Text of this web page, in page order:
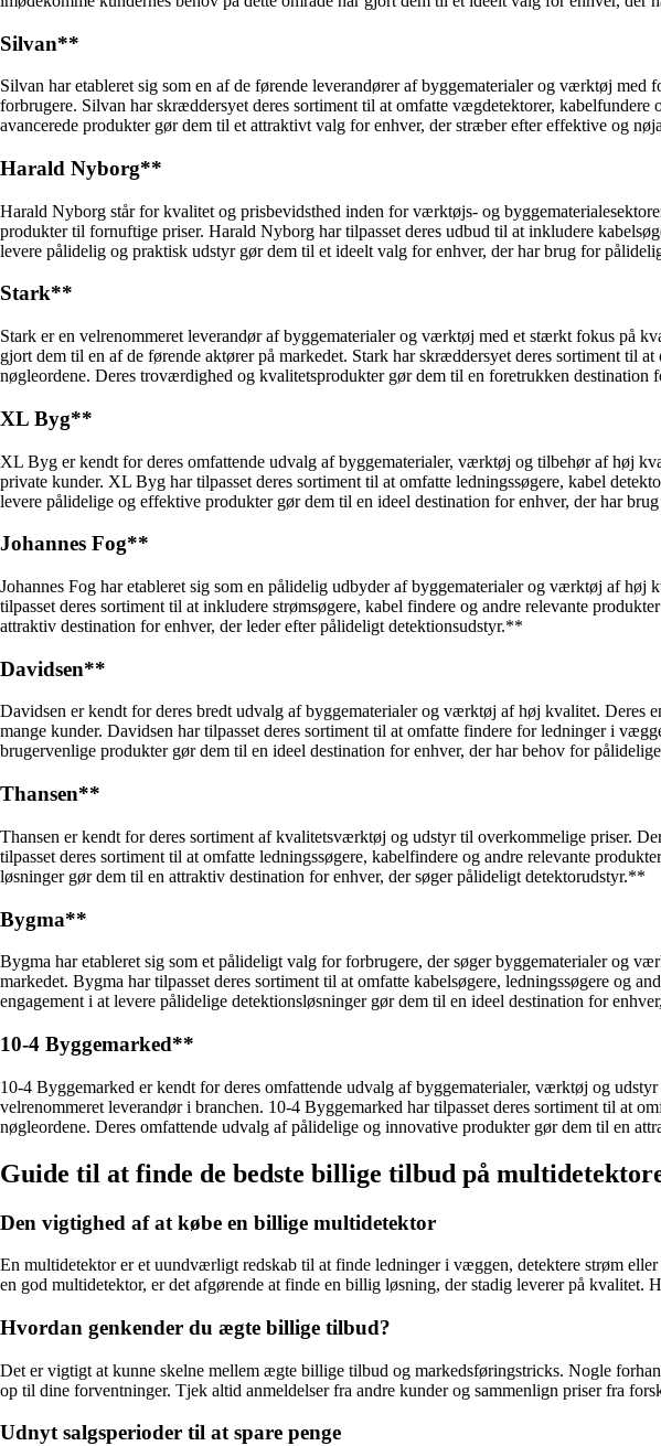
Silvan**
Silvan har etableret sig som en af de førende leverandører af byggematerialer og værktøj
forbrugere. Silvan har skræddersyet deres sortiment til at omfatte vægdetektorer,
avancerede produkter gør dem til et attraktivt valg for enhver, der stræber efter effektive og
Harald Nyborg**
Harald Nyborg står for kvalitet og prisbevidsthed inden for værktøjs- og
produkter til fornuftige priser. Harald Nyborg har tilpasset deres udbud til at inkludere
levere pålidelig og praktisk udstyr gør dem til et ideelt valg for enhver, der har brug for
Stark**
Stark er en velrenommeret leverandør af byggematerialer og værktøj med et stærkt fokus på
gjort dem til en af de førende aktører på markedet. Stark har skræddersyet deres sortiment til
nøgleordene. Deres troværdighed og kvalitetsprodukter gør dem til en foretrukken
XL Byg**
XL Byg er kendt for deres omfattende udvalg af byggematerialer, værktøj og tilbehør af høj
private kunder. XL Byg har tilpasset deres sortiment til at omfatte ledningssøgere, kabel
levere pålidelige og effektive produkter gør dem til en ideel destination for enhver, der har
Johannes Fog**
Johannes Fog har etableret sig som en pålidelig udbyder af byggematerialer og værktøj af
tilpasset deres sortiment til at inkludere strømsøgere, kabel findere og andre relevante
attraktiv destination for enhver, der leder efter pålideligt detektionsudstyr.**
Davidsen**
Davidsen er kendt for deres bredt udvalg af byggematerialer og værktøj af høj kvalitet. Deres
mange kunder. Davidsen har tilpasset deres sortiment til at omfatte findere for ledninger i
brugervenlige produkter gør dem til en ideel destination for enhver, der har behov for
Thansen**
Thansen er kendt for deres sortiment af kvalitetsværktøj og udstyr til overkommelige priser.
tilpasset deres sortiment til at omfatte ledningssøgere, kabelfindere og andre relevante
løsninger gør dem til en attraktiv destination for enhver, der søger pålideligt detektorudstyr.**
Bygma**
Bygma har etableret sig som et pålideligt valg for forbrugere, der søger byggematerialer og
markedet. Bygma har tilpasset deres sortiment til at omfatte kabelsøgere, ledningssøgere og
engagement i at levere pålidelige detektionsløsninger gør dem til en ideel destination for
10-4 Byggemarked**
10-4 Byggemarked er kendt for deres omfattende udvalg af byggematerialer, værktøj og
velrenommeret leverandør i branchen. 10-4 Byggemarked har tilpasset deres sortiment til at
nøgleordene. Deres omfattende udvalg af pålidelige og innovative produkter gør dem til en
Guide til at finde de bedste billige tilbud på
Den vigtighed af at købe en billige multidetektor
En multidetektor er et uundværligt redskab til at finde ledninger i væggen, detektere strøm
en god multidetektor, er det afgørende at finde en billig løsning, der stadig leverer på
Hvordan genkender du ægte billige tilbud?
Det er vigtigt at kunne skelne mellem ægte billige tilbud og markedsføringstricks. Nogle
op til dine forventninger. Tjek altid anmeldelser fra andre kunder og sammenlign priser fra
Udnyt salgsperioder til at spare penge